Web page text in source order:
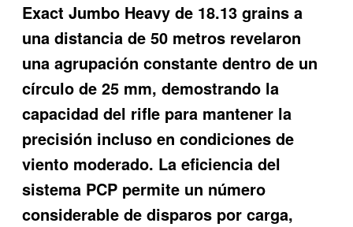
Exact Jumbo Heavy de 18.13 grains a
una distancia de 50 metros revelaron
una agrupación constante dentro de un
círculo de 25 mm, demostrando la
capacidad del rifle para mantener la
precisión incluso en condiciones de
viento moderado. La eficiencia del
sistema PCP permite un número
considerable de disparos por carga,